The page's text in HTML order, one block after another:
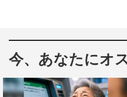
この番組は、MCの千鳥・
書やレシートをエピソード
る芸の肥やしに使ってもら
今、あなたにオ